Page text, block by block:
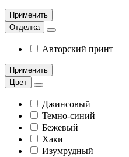
Применить
Отделка
Авторский принт
Применить
Цвет
Джинсовый
Темно-синий
Бежевый
Хаки
Изумрудный